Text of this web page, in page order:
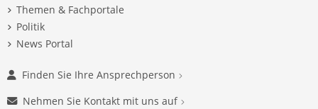
Themen & Fachportale
Politik
News Portal
Finden Sie Ihre Ansprechperson
Nehmen Sie Kontakt mit uns auf